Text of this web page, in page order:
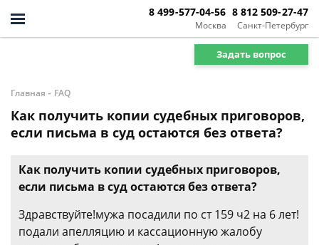
Москва
8 499-577-04-56
Санкт-Петербург
8 812 509-27-47
Задать вопрос
Главная - FAQ
Как получить копии судебных приговоров,
если письма в суд остаются без ответа?
Как получить копии судебных приговоров,
если письма в суд остаются без ответа?
Здравствуйте!мужа посадили по ст 159 ч2 на 6 лет!
подали апелляцию и кассационную жалобу